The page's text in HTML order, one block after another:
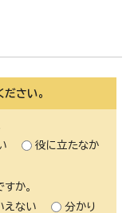
さい。
役に立たなか
か。
えない
分かり